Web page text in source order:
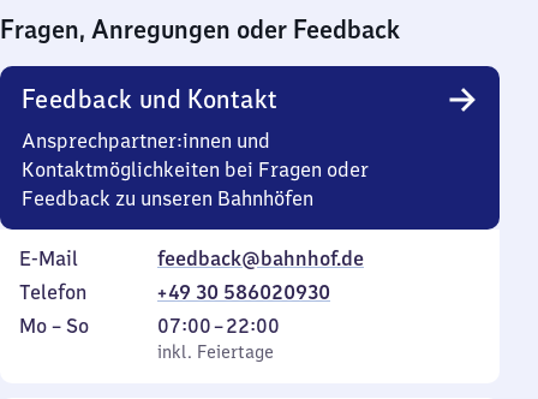
0
Uhr
Fragen, Anregungen oder Feedback
Feedback und Kontakt
Ansprechpartner:innen und
Kontaktmöglichkeiten bei Fragen oder
Feedback zu unseren Bahnhöfen
E-Mail
feedback@bahnhof.de
Telefon
+49 30 586020930
Montag
Mo – So,
inkl. Feiertage
07:00–22:00
Von
7
inkl. Feiertage